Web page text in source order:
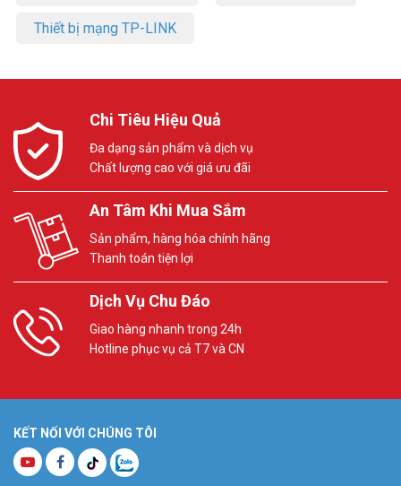
Thiết bị mạng TP-LINK
Chi Tiêu Hiệu Quả
Đa dạng sản phẩm và dịch vụ
Chất lượng cao với giá ưu đãi
An Tâm Khi Mua Sắm
Sản phẩm, hàng hóa chính hãng
Thanh toán tiện lợi
Dịch Vụ Chu Đáo
Giao hàng nhanh trong 24h
Hotline phục vụ cả T7 và CN
KẾT NỐI VỚI CHÚNG TÔI